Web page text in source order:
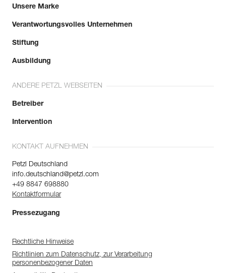
Unsere Marke
Verantwortungsvolles Unternehmen
Stiftung
Ausbildung
ANDERE PETZL WEBSEITEN
Betreiber
Intervention
KONTAKT AUFNEHMEN
Petzl Deutschland
info.deutschland@petzl.com
+49 8847 698880
Kontaktformular
Pressezugang
Rechtliche Hinweise
Richtlinien zum Datenschutz, zur Verarbeitung
personenbezogener Daten